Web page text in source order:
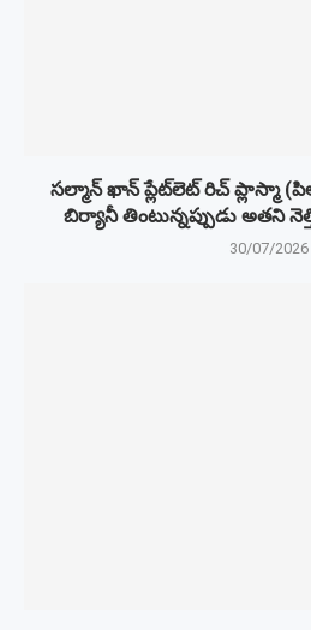
సల్మాన్ ఖాన్ ప్లేట్‌లెట్ రిచ్ ప్లాస్మా
బిర్యానీ తింటున్నప్పుడు అతని
30/07/2026